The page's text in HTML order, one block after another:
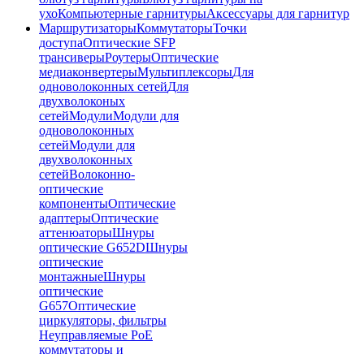
ухоКомпьютерные гарнитурыАксессуары для гарнитур
МаршрутизаторыКоммутаторыТочки
доступаОптические SFP
трансиверыРоутерыОптические
медиаконвертерыМультиплексорыДля
одноволоконных сетейДля
двухволоконых
сетейМодулиМодули для
одноволоконных
сетейМодули для
двухволоконных
сетейВолоконно-
оптические
компонентыОптические
адаптерыОптические
аттенюаторыШнуры
оптические G652DШнуры
оптические
монтажныеШнуры
оптические
G657Оптические
циркуляторы, фильтры
Неуправляемые PoE
коммутаторы и